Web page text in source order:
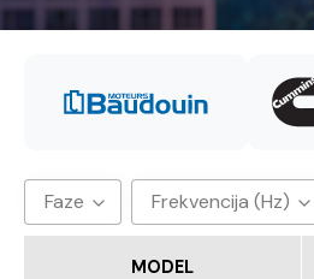
Faze Frekvencija (Hz)
50hz
MODEL